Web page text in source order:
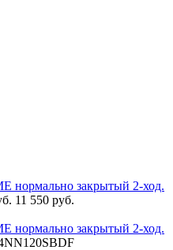
нормально закрытый 2-ход.
11 550 руб.
нормально закрытый 2-ход.